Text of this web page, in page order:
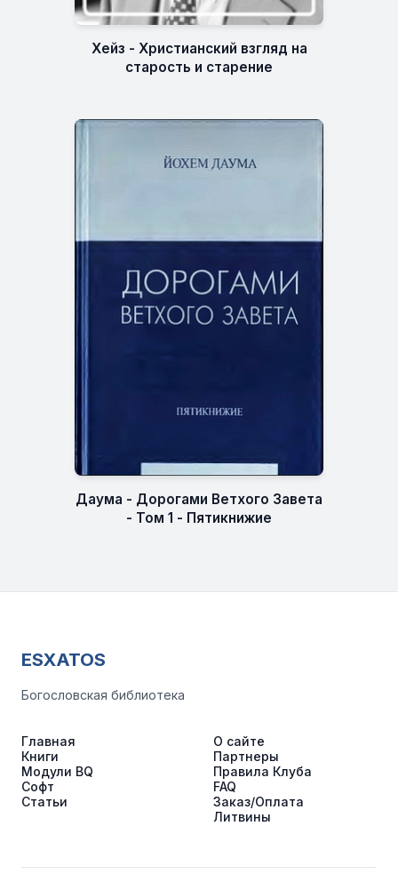
Хейз - Христианский взгляд на
старость и старение
Даума - Дорогами Ветхого Завета
- Том 1 - Пятикнижие
ESXATOS
Богословская библиотека
Главная
Книги
Модули BQ
Софт
Статьи
О сайте
Партнеры
Правила Клуба
FAQ
Заказ/Оплата
Литвины